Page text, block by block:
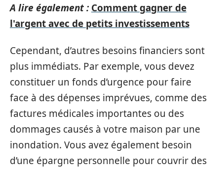
A lire également : Comment gagner de
l'argent avec de petits investissements
Cependant, d’autres besoins financiers sont
plus immédiats. Par exemple, vous devez
constituer un fonds d’urgence pour faire
face à des dépenses imprévues, comme des
factures médicales importantes ou des
dommages causés à votre maison par une
inondation. Vous avez également besoin
d’une épargne personnelle pour couvrir des